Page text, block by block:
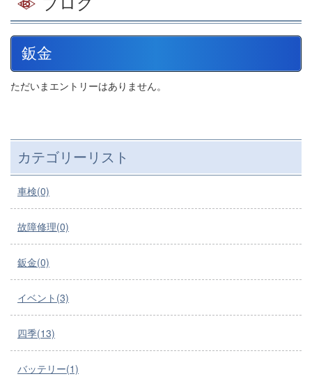
ブログ
鈑金
ただいまエントリーはありません。
カテゴリーリスト
車検(0)
故障修理(0)
鈑金(0)
イベント(3)
四季(13)
バッテリー(1)